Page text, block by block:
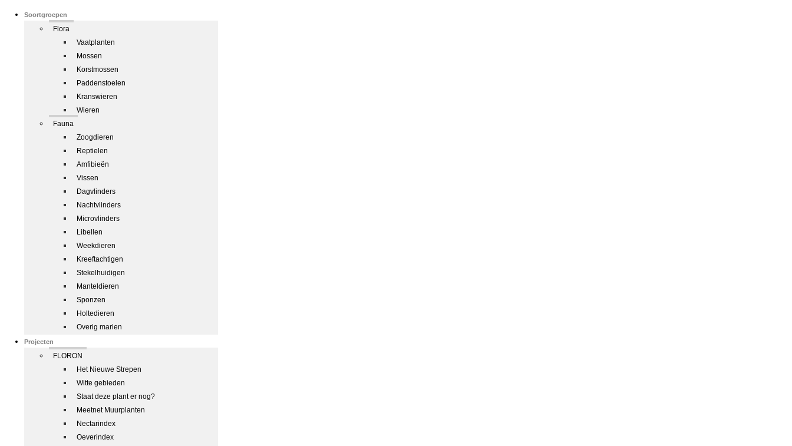
Soortgroepen
Flora
Vaatplanten
Mossen
Korstmossen
Paddenstoelen
Kranswieren
Wieren
Fauna
Zoogdieren
Reptielen
Amfibieën
Vissen
Dagvlinders
Nachtvlinders
Microvlinders
Libellen
Weekdieren
Kreeftachtigen
Stekelhuidigen
Manteldieren
Sponzen
Holtedieren
Overig marien
Projecten
FLORON
Het Nieuwe Strepen
Witte gebieden
Staat deze plant er nog?
Meetnet Muurplanten
Nectarindex
Oeverindex